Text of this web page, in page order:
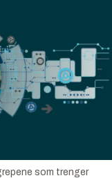
som trenger